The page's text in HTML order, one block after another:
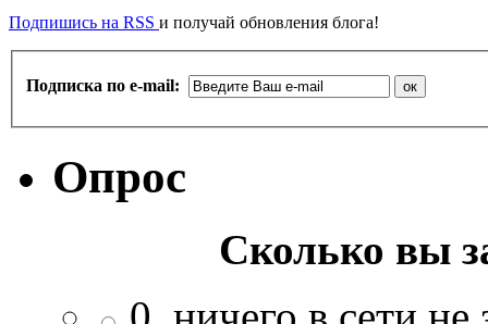
Подпишись на RSS и получай обновления блога!
Подписка по e-mail:
Опрос
Сколько вы